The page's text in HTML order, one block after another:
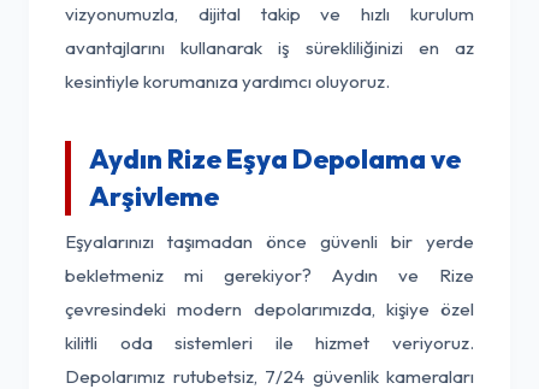
vizyonumuzla, dijital takip ve hızlı kurulum
avantajlarını kullanarak iş sürekliliğinizi en az
kesintiyle korumanıza yardımcı oluyoruz.
Aydın Rize Eşya Depolama ve
Arşivleme
Eşyalarınızı taşımadan önce güvenli bir yerde
bekletmeniz mi gerekiyor? Aydın ve Rize
çevresindeki modern depolarımızda, kişiye özel
kilitli oda sistemleri ile hizmet veriyoruz.
Depolarımız rutubetsiz, 7/24 güvenlik kameraları